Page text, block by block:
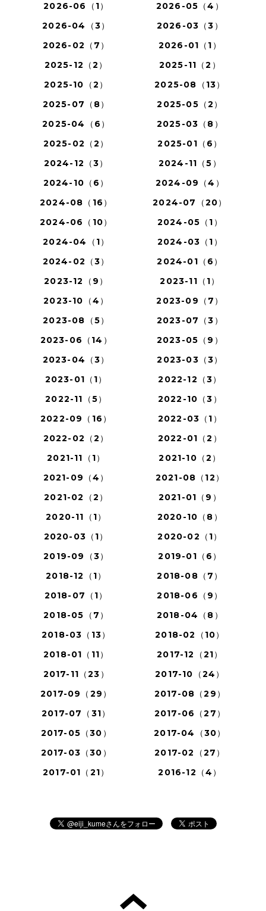
2026-06（1）
2026-05（4）
2026-04（3）
2026-03（3）
2026-02（7）
2026-01（1）
2025-12（2）
2025-11（2）
2025-10（2）
2025-08（13）
2025-07（8）
2025-05（2）
2025-04（6）
2025-03（8）
2025-02（2）
2025-01（6）
2024-12（3）
2024-11（5）
2024-10（6）
2024-09（4）
2024-08（16）
2024-07（20）
2024-06（10）
2024-05（1）
2024-04（1）
2024-03（1）
2024-02（3）
2024-01（6）
2023-12（9）
2023-11（1）
2023-10（4）
2023-09（7）
2023-08（5）
2023-07（3）
2023-06（14）
2023-05（9）
2023-04（3）
2023-03（3）
2023-01（1）
2022-12（3）
2022-11（5）
2022-10（3）
2022-09（16）
2022-03（1）
2022-02（2）
2022-01（2）
2021-11（1）
2021-10（2）
2021-09（4）
2021-08（12）
2021-02（2）
2021-01（9）
2020-11（1）
2020-10（8）
2020-03（1）
2020-02（1）
2019-09（3）
2019-01（6）
2018-12（1）
2018-08（7）
2018-07（1）
2018-06（9）
2018-05（7）
2018-04（8）
2018-03（13）
2018-02（10）
2018-01（11）
2017-12（21）
2017-11（23）
2017-10（24）
2017-09（29）
2017-08（29）
2017-07（31）
2017-06（27）
2017-05（30）
2017-04（30）
2017-03（30）
2017-02（27）
2017-01（21）
2016-12（4）